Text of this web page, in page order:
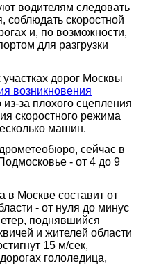
водителям следовать
скоростной
и, по возможности,
для разгрузки
дорог Москвы
возникновения
из-за плохого сцепления
скоростного режима
машин.
сейчас в
- от 4 до 9
в Москве составит от
- от нуля до минус
поднявшийся
и жителей области
15 м/сек,
гололедица,